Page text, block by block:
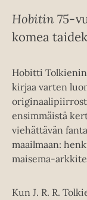
Hobitin 75-
komea
Hobitti Tolkienin
kirjaa varten
ensimmäistä
viehättävän
maailmaan:
maisema-
Kun J. R. R.